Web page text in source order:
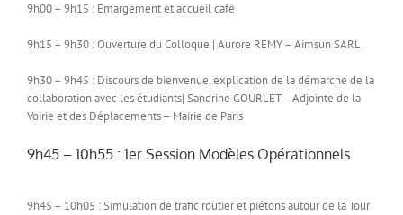
9h00 – 9h15 : Emargement et accueil café
9h15 – 9h30 : Ouverture du Colloque | Aurore REMY – Aimsun SARL
9h30 – 9h45 : Discours de bienvenue, explication de la démarche de la
collaboration avec les étudiants| Sandrine GOURLET – Adjointe de la
Voirie et des Déplacements – Mairie de Paris
9h45 – 10h55 : 1er Session Modèles Opérationnels
9h45 – 10h05 : Simulation de trafic routier et piétons autour de la Tour